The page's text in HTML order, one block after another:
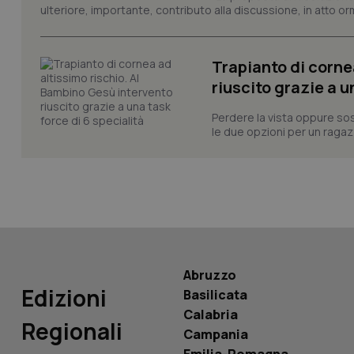
ulteriore, importante, contributo alla discussione, in atto
Trapianto di
riuscito grazie a
Perdere la vista oppure
le due opzioni per un
Edizioni
Regionali
Abruzzo
Basilicata
Calabria
Campania
tracking-sites-
tracking-enable
tracking-sites-